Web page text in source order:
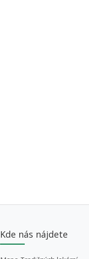
Kde nás nájdete